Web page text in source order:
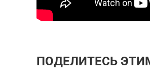
ПОДЕЛИТЕСЬ